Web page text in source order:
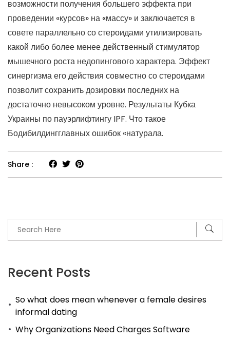
Recent Posts
So what does mean whenever a female desires
informal dating
Why Organizations Need Charges Software
возможности получения большего эффекта при
проведении «курсов» на «массу» и заключается в
совете параллельно со стероидами утилизировать
какой либо более менее действенный стимулятор
мышечного роста недопингового характера. Эффект
синергизма его действия совместно со стероидами
позволит сохранить дозировки последних на
достаточно невысоком уровне. Результаты Кубка
Украины по пауэрлифтингу IPF. Что такое
Бодибилдингглавных ошибок «натурала.
Share :